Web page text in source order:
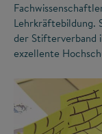
Lehrkräftebildung.
der Stifterverband
exzellente